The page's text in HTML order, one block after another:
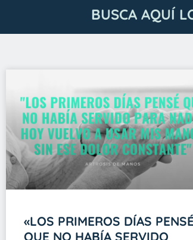
BUSCA AQUÍ
«LOS PRIMEROS DÍAS
QUE NO HABÍA SERVIDO